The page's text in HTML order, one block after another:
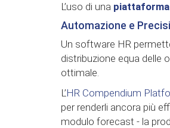
L’uso di una piattaforma
Automazione e
Un software HR
distribuzione equa delle
ottimale.
L’HR Compendium
per renderli ancora più
modulo forecast - la